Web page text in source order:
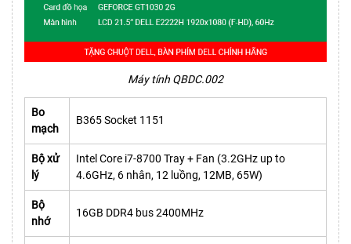
Máy tính QBDC.002
Bo
mạch
B365 Socket 1151
Bộ xử
lý
Intel Core i7-8700 Tray + Fan (3.2GHz up to
4.6GHz, 6 nhân, 12 luồng, 12MB, 65W)
Bộ
nhớ
16GB DDR4 bus 2400MHz